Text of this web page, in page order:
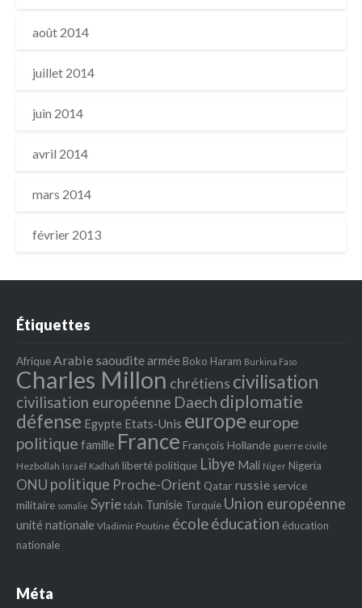
août 2014
juillet 2014
juin 2014
avril 2014
mars 2014
février 2013
Étiquettes
AfriqueArabie saoudite armée Boko Haram Burkina Faso
Charles Millon chrétiens civilisation
civilisation européenne Daech diplomatie
défense Egypte Etats‐Unis europeeurope
politique famille France François Hollande guerre civile
Hezbollah Israël Kadhafi liberté politique Libye Mali Niger Nigeria
ONU politique Proche-Orient Qatar russie service
militaire somalie Syrie tdah Tunisie Turquie Union européenne
unité nationale Vladimir Poutine écoleéducation éducation
nationale
Méta